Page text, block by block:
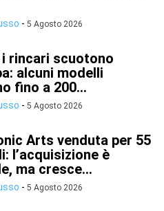
- 5 Agosto 2026
i rincari scuotono
alcuni modelli
fino a 200...
- 5 Agosto 2026
Arts venduta per 55
l’acquisizione è
ma cresce...
- 5 Agosto 2026